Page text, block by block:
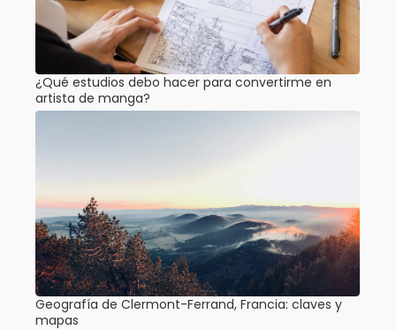
¿Qué estudios debo hacer para convertirme en
artista de manga?
Geografía de Clermont-Ferrand, Francia: claves y
mapas